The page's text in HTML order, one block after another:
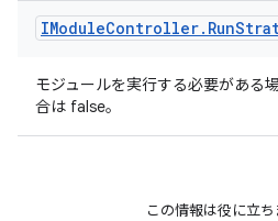
IModuleController. Run
モジュールを実行する必要がある
合は false。
この情報は役に立ち